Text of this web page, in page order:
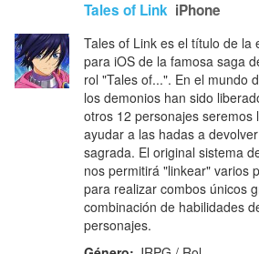
Tales of Link iPhone
Tales of Link es el título de la
para iOS de la famosa saga
rol "Tales of...". En el mundo
los demonios han sido
otros 12 personajes seremos
ayudar a las hadas a
sagrada. El original sistema
nos permitirá "linkear" varios
para realizar combos únicos
combinación de habilidades
personajes.